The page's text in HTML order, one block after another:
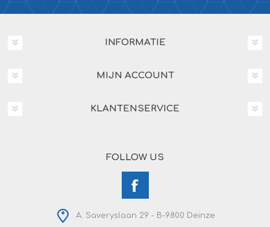
INFORMATIE
MIJN ACCOUNT
KLANTENSERVICE
FOLLOW US
A. Saveryslaan 29 - B-9800 Deinze